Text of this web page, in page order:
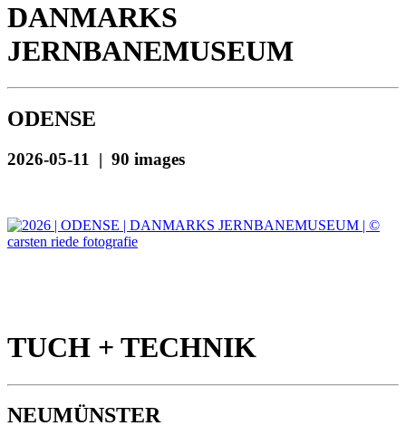
DANMARKS
JERNBANEMUSEUM
ODENSE
2026-05-11 | 90 images
TUCH + TECHNIK
NEUMÜNSTER